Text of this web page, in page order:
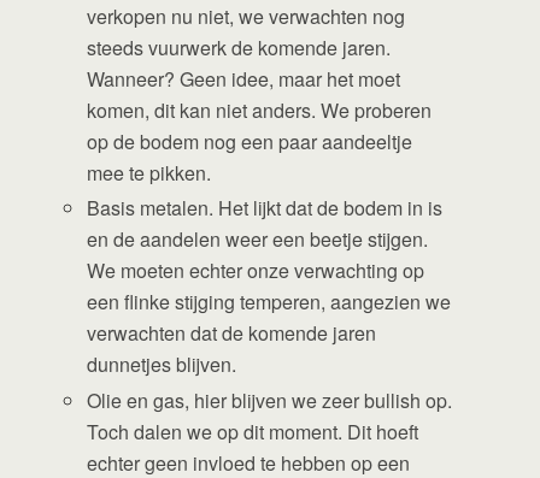
verkopen nu niet, we verwachten nog
steeds vuurwerk de komende jaren.
Wanneer? Geen idee, maar het moet
komen, dit kan niet anders. We proberen
op de bodem nog een paar aandeeltje
mee te pikken.
Basis metalen. Het lijkt dat de bodem in is
en de aandelen weer een beetje stijgen.
We moeten echter onze verwachting op
een flinke stijging temperen, aangezien we
verwachten dat de komende jaren
dunnetjes blijven.
Olie en gas, hier blijven we zeer bullish op.
Toch dalen we op dit moment. Dit hoeft
echter geen invloed te hebben op een